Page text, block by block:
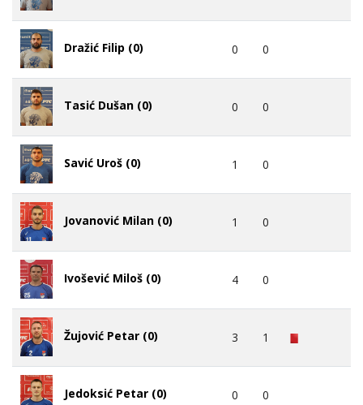
Dražić Filip (0) 0 0
Tasić Dušan (0) 0 0
Savić Uroš (0) 1 0
Jovanović Milan (0) 1 0
Ivošević Miloš (0) 4 0
Žujović Petar (0) 3 1
Jedoksić Petar (0) 0 0